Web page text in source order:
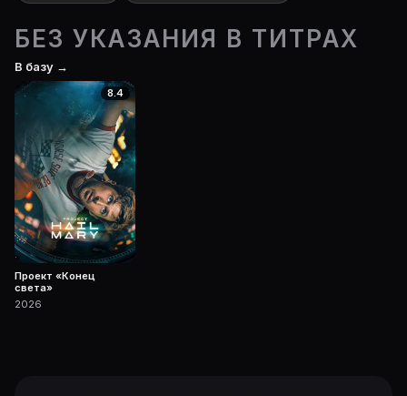
БЕЗ УКАЗАНИЯ В ТИТРАХ
В базу →
8.4
Проект «Конец
света»
2026